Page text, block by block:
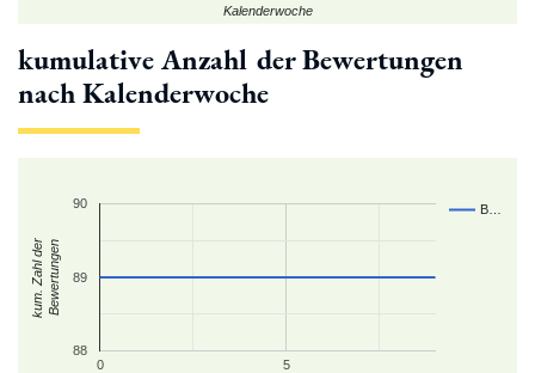
Kalenderwoche
kumulative Anzahl der Bewertungen
nach Kalenderwoche
B…
0 5
88
89
90
kum. Zahl derBewertungen